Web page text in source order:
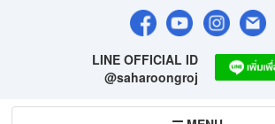
LINE OFFICIAL ID
@saharoongroj